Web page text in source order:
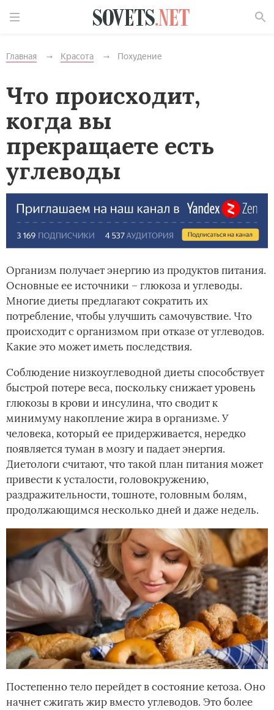
Главная Красота Похудение
Что происходит,
когда вы
прекращаете есть
углеводы
Организм получает энергию из продуктов питания.
Основные ее источники – глюкоза и углеводы.
Многие диеты предлагают сократить их
потребление, чтобы улучшить самочувствие. Что
происходит с организмом при отказе от углеводов.
Какие это может иметь последствия.
Соблюдение низкоуглеводной диеты способствует
быстрой потере веса, поскольку снижает уровень
глюкозы в крови и инсулина, что сводит к
минимуму накопление жира в организме. У
человека, который ее придерживается, нередко
появляется туман в мозгу и падает энергия.
Диетологи считают, что такой план питания может
привести к усталости, головокружению,
раздражительности, тошноте, головным болям,
продолжающимся несколько дней и даже недель.
Постепенно тело перейдет в состояние кетоза. Оно
начнет сжигать жир вместо углеводов. Это более